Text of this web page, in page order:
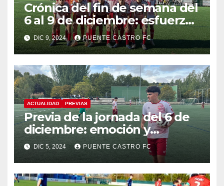
Crónica del fin de semana del
6 al 9 de diciembre: esfuerzo
y aprendizaje en una jornada
atípica
DIC 9, 2024 PUENTE CASTRO FC
ACTUALIDAD PREVIAS
Previa de la jornada del 6 de
diciembre: emoción y
desafíos para nuestros
equipos
DIC 5, 2024 PUENTE CASTRO FC